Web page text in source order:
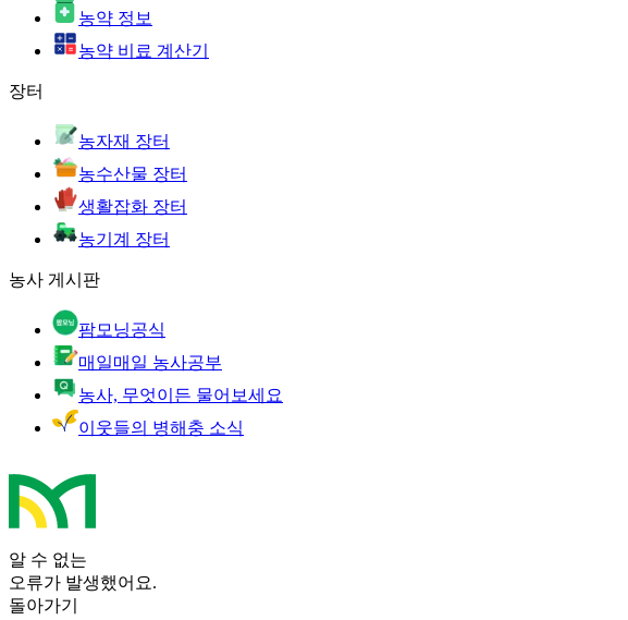
농약 정보
농약 비료 계산기
장터
농자재 장터
농수산물 장터
생활잡화 장터
농기계 장터
농사 게시판
팜모닝공식
매일매일 농사공부
농사, 무엇이든 물어보세요
이웃들의 병해충 소식
알 수 없는
오류가 발생했어요.
돌아가기